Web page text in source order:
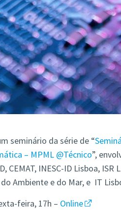
seminário da série de “
– MPML @Técnico”,
CEMAT, INESC-ID Lisboa, ISR
Ambiente e do Mar, e IT
feira, 17h – Online